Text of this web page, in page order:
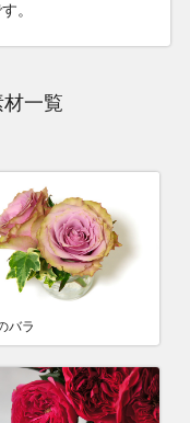
。
一覧
バラ